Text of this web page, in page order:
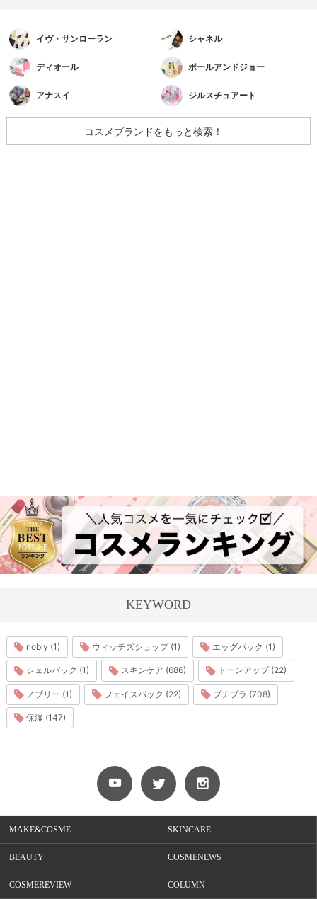
イヴ・サンローラン シャネル
ディオール ポールアンドジョー
アナスイ ジルスチュアート
コスメブランドをもっと検索！
KEYWORD
nobly (1) ウィッチズショップ (1) エッグパック (1)
シェルパック (1) スキンケア (686) トーンアップ (22)
ノブリー (1) フェイスパック (22) プチプラ (708)
保湿 (147)
MAKE&COSME SKINCARE
BEAUTY COSMENEWS
COSMEREVIEW COLUMN